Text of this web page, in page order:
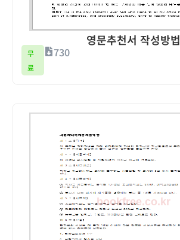
영문추천서 작성방법
무
료
730